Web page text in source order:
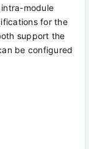
module
for the
support the
be configured